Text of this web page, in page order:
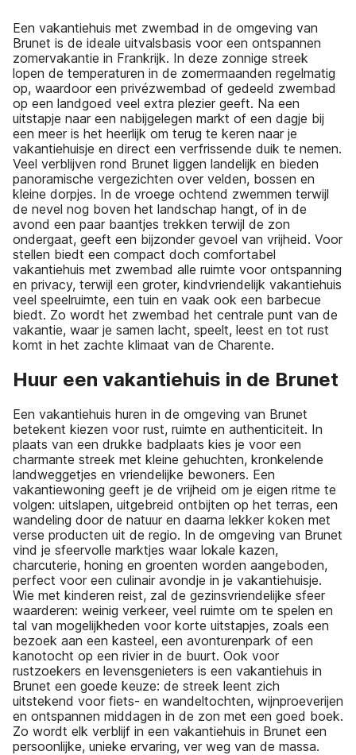
Een vakantiehuis met zwembad in de omgeving van
Brunet is de ideale uitvalsbasis voor een ontspannen
zomervakantie in Frankrijk. In deze zonnige streek
lopen de temperaturen in de zomermaanden regelmatig
op, waardoor een privézwembad of gedeeld zwembad
op een landgoed veel extra plezier geeft. Na een
uitstapje naar een nabijgelegen markt of een dagje bij
een meer is het heerlijk om terug te keren naar je
vakantiehuisje en direct een verfrissende duik te nemen.
Veel verblijven rond Brunet liggen landelijk en bieden
panoramische vergezichten over velden, bossen en
kleine dorpjes. In de vroege ochtend zwemmen terwijl
de nevel nog boven het landschap hangt, of in de
avond een paar baantjes trekken terwijl de zon
ondergaat, geeft een bijzonder gevoel van vrijheid. Voor
stellen biedt een compact doch comfortabel
vakantiehuis met zwembad alle ruimte voor ontspanning
en privacy, terwijl een groter, kindvriendelijk vakantiehuis
veel speelruimte, een tuin en vaak ook een barbecue
biedt. Zo wordt het zwembad het centrale punt van de
vakantie, waar je samen lacht, speelt, leest en tot rust
komt in het zachte klimaat van de Charente.
Huur een vakantiehuis in de Brunet
Een vakantiehuis huren in de omgeving van Brunet
betekent kiezen voor rust, ruimte en authenticiteit. In
plaats van een drukke badplaats kies je voor een
charmante streek met kleine gehuchten, kronkelende
landweggetjes en vriendelijke bewoners. Een
vakantiewoning geeft je de vrijheid om je eigen ritme te
volgen: uitslapen, uitgebreid ontbijten op het terras, een
wandeling door de natuur en daarna lekker koken met
verse producten uit de regio. In de omgeving van Brunet
vind je sfeervolle marktjes waar lokale kazen,
charcuterie, honing en groenten worden aangeboden,
perfect voor een culinair avondje in je vakantiehuisje.
Wie met kinderen reist, zal de gezinsvriendelijke sfeer
waarderen: weinig verkeer, veel ruimte om te spelen en
tal van mogelijkheden voor korte uitstapjes, zoals een
bezoek aan een kasteel, een avonturenpark of een
kanotocht op een rivier in de buurt. Ook voor
rustzoekers en levensgenieters is een vakantiehuis in
Brunet een goede keuze: de streek leent zich
uitstekend voor fiets- en wandeltochten, wijnproeverijen
en ontspannen middagen in de zon met een goed boek.
Zo wordt elk verblijf in een vakantiehuis in Brunet een
persoonlijke, unieke ervaring, ver weg van de massa.